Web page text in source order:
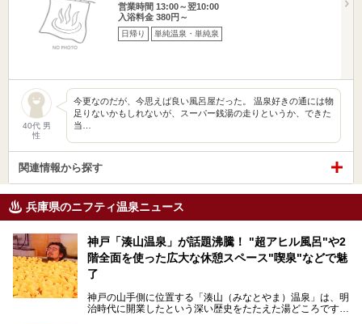
営業時間 13:00～翌10:00
入浴料金 380円～
日帰り 単純温泉・単純泉
40代 男
性
今更なのだが、今思えば良い風呂屋だった。 温泉好きの通には物
足りないかもしれないが、スーパー銭湯の走りというか、できた
当…
関連情報から探す
兵庫県のニフティ温泉ニュース
神戸「湊山温泉」が話題沸騰！ "超アヒル風呂"や2
階全面を使った広大な休憩スペース"喫泉"などで魅
了
神戸の山手側に位置する「湊山（みなとやま）温泉」は、明
治時代に開業したという深い歴史をたたえた湯どころです。